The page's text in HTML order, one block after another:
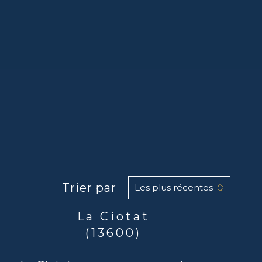
Trier par Les plus récentes
La Ciotat
(13600)